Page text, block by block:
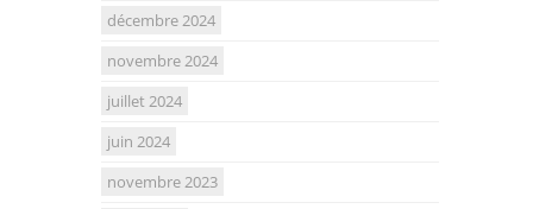
décembre 2024
novembre 2024
juillet 2024
juin 2024
novembre 2023